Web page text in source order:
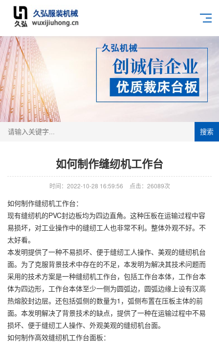
搜索
如何制作缝纫机工作台
时间：2022-10-28 16:59:56 点击：26089次
如何制作缝纫机工作台：
现有缝纫机的PVC封边板均为四边直角。这种压板在运输过程中容
易损坏，对工业操作中的缝纫工人也非常不利。整体外观不好。不
太好看。
本发明提供了一种不易损坏、便于缝纫工人操作、美观的缝纫机台
面。为了克服背景技术中存在的不足，本发明为解决其技术问题而
采用的技术方案是一种缝纫机工作台，包括工作台本体，工作台本
体为四边形，工作台本体至少一侧为圆弧边，圆弧边缘上设有汉高
热熔胶封边层。还包括弧侧的数量为1，弧侧布置在压板主体的前
面。本发明解决了背景技术的缺点，提供了一种在运输过程中不易
损坏、便于缝纫工人操作、外观美观的缝纫机台面。
如何制作高效缝纫机工作台面板：